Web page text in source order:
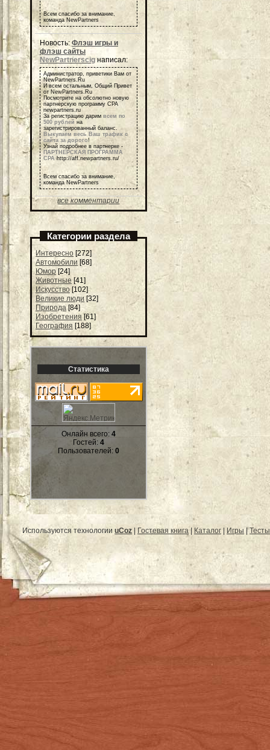
Всем спасибо за внимание,
команда NewPartners
Новость: Флэш игры и
флэш сайты
NewPartnerscigнаписал:
Администратор, приветики Вам от
NewPartners.Ru
И всем остальным, Общий Привет
от NewPartners.Ru
Посмотрите на обсолютно новую
партнерскую программу СРА
newpartners.ru
За регистрацию дарим всем по
500 рублей на
зарегистрированный баланс.
Выкупаем весь Ваш трафик с
сайта за дорого!
Узнай подробнее в партнерке -
ПАРТНЕРСКАЯ ПРОГРАММА
СРА http://aff.newpartners.ru/
Всем спасибо за внимание,
команда NewPartners
все комментарии
Категории раздела
Интересно [272]
Автомобили [68]
Юмор [24]
Животные [41]
Искусство [102]
Великие люди [32]
Природа [84]
Изобретения [61]
География [188]
Статистика
Онлайн всего: 4
Гостей: 4
Пользователей: 0
Используются технологии uCoz Гостевая книга| Каталог Игры |Тесты